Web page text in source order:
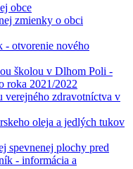
obce
zmienky o obci
- otvorenie nového
školou v Dlhom Poli -
roka 2021/2022
verejného zdravotníctva v
oleja a jedlých tukov
spevnenej plochy pred
- informácia a